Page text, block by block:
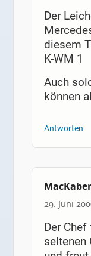
Der
diesem
K-WM 1
Auch
können
Antworten
MacKaber
29. Juni
Der
seltenen